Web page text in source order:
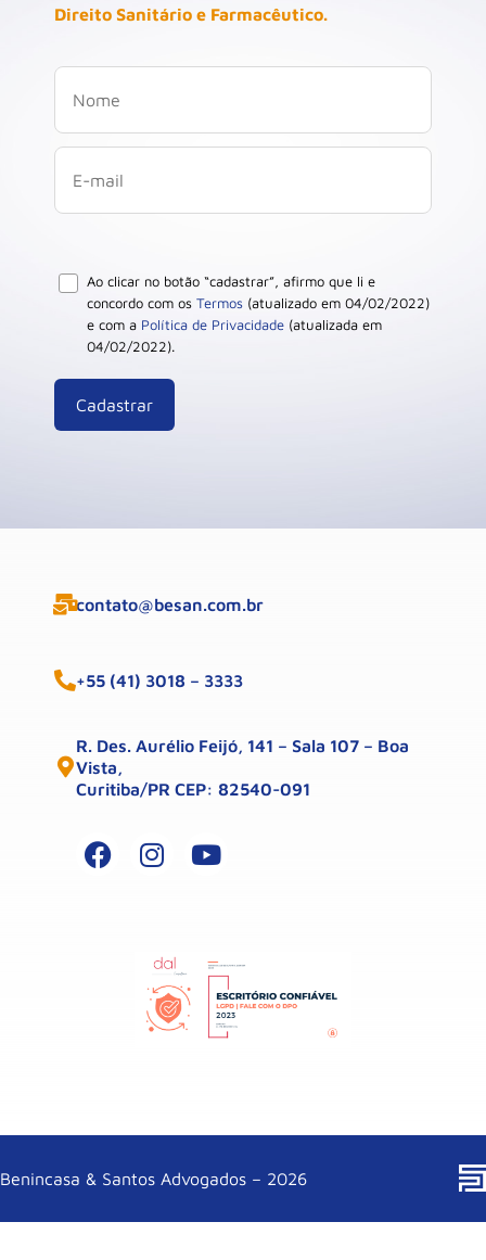
Direito Sanitário e Farmacêutico.
Ao clicar no botão “cadastrar”, afirmo que li e
concordo com os Termos (atualizado em 04/02/2022)
e com a Política de Privacidade (atualizada em
04/02/2022).
contato@besan.com.br
+55 (41) 3018 – 3333
R. Des. Aurélio Feijó, 141 – Sala 107 – Boa
Vista,
Curitiba/PR CEP: 82540-091
Benincasa & Santos Advogados – 2026